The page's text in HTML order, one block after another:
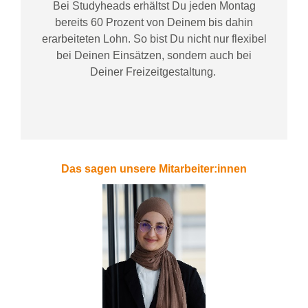
Bei Studyheadserhältst Du jeden Montag
bereits 60 Prozent von Deinem bis dahin
erarbeiteten Lohn. So bist Du nicht nur flexibel
bei Deinen Einsätzen, sondern auch bei
DeinerFreizeitgestaltung.
Das sagen unsere Mitarbeiter:innen